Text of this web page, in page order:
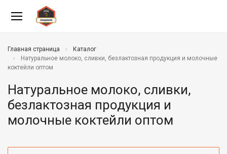
Главная страница
Каталог
Натуральное молоко, сливки, безлактозная продукция и молочные
коктейли оптом
Натуральное молоко, сливки,
безлактозная продукция и
молочные коктейли оптом